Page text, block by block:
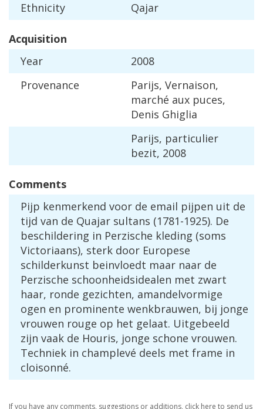
Ethnicity
Qajar
Acquisition
Year
2008
Provenance
Parijs, Vernaison,
marché aux puces,
Denis Ghiglia
Parijs, particulier
bezit, 2008
Comments
Pijp kenmerkend voor de email pijpen uit de
tijd van de Quajar sultans (1781-1925). De
beschildering in Perzische kleding (soms
Victoriaans), sterk door Europese
schilderkunst beinvloedt maar naar de
Perzische schoonheidsidealen met zwart
haar, ronde gezichten, amandelvormige
ogen en prominente wenkbrauwen, bij jonge
vrouwen rouge op het gelaat. Uitgebeeld
zijn vaak de Houris, jonge schone vrouwen.
Techniek in champlevé deels met frame in
cloisonné.
Ifyou have any comments, suggestions or additions, click here to send us